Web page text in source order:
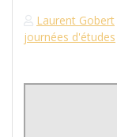
Laurent Gobert
journées d'études